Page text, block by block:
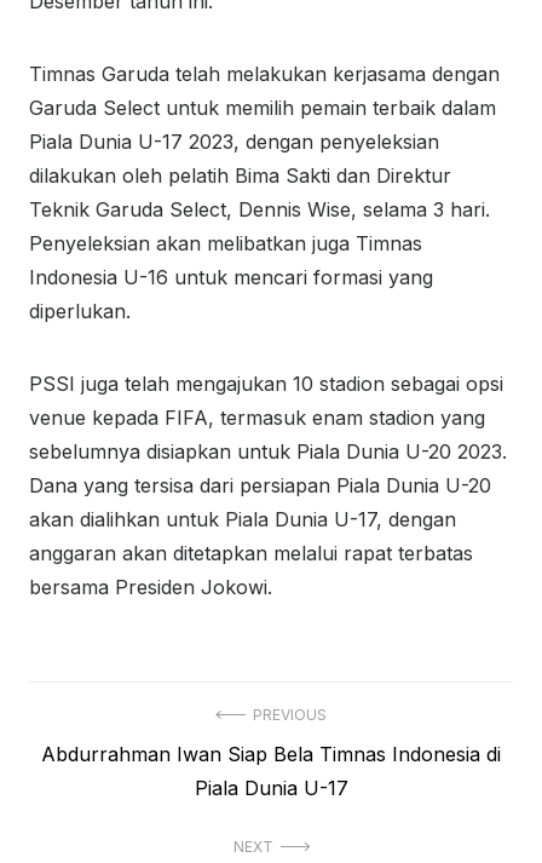
Timnas Garuda telah melakukan kerjasama dengan
Garuda Select untuk memilih pemain terbaik dalam
Piala Dunia U-17 2023, dengan penyeleksian
dilakukan oleh pelatih Bima Sakti dan Direktur
Teknik Garuda Select, Dennis Wise, selama 3 hari.
Penyeleksian akan melibatkan juga Timnas
Indonesia U-16 untuk mencari formasi yang
diperlukan.
PSSI juga telah mengajukan 10 stadion sebagai opsi
venue kepada FIFA, termasuk enam stadion yang
sebelumnya disiapkan untuk Piala Dunia U-20 2023.
Dana yang tersisa dari persiapan Piala Dunia U-20
akan dialihkan untuk Piala Dunia U-17, dengan
anggaran akan ditetapkan melalui rapat terbatas
bersama Presiden Jokowi.
pos
PREVIOUS
Previous
Abdurrahman Iwan Siap Bela Timnas Indonesia di
Piala Dunia U-17
NEXT